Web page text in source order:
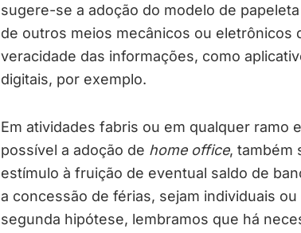
sugere-se a adoção do modelo de
de outros meios mecânicos ou eletrônicos
veracidade das informações, como
digitais, por exemplo.
Em atividades fabris ou em qualquer ramo
possível a adoção de home office, também
estímulo à fruição de eventual saldo de
a concessão de férias, sejam individuais
segunda hipótese, lembramos que há